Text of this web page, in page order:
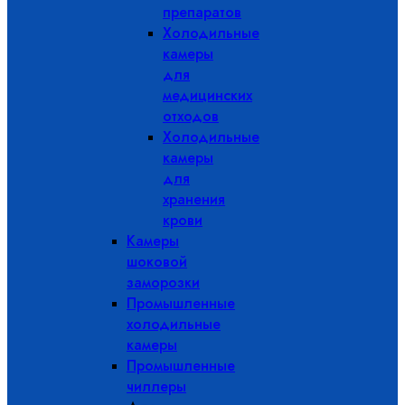
препаратов
Холодильные
камеры
для
медицинских
отходов
Холодильные
камеры
для
хранения
крови
Камеры
шоковой
заморозки
Промышленные
холодильные
камеры
Промышленные
чиллеры